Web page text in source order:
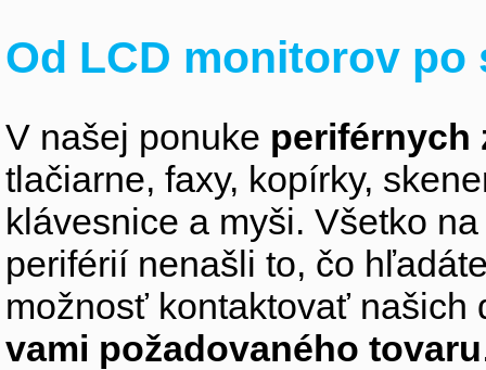
Od LCD monitorov
V našej ponuke periférnych
tlačiarne, faxy, kopírky,
klávesnice a myši. Všetko
periférií nenašli to, čo
možnosť kontaktovať
vami požadovaného tovaru